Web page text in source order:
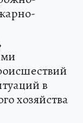
в
хозяйства